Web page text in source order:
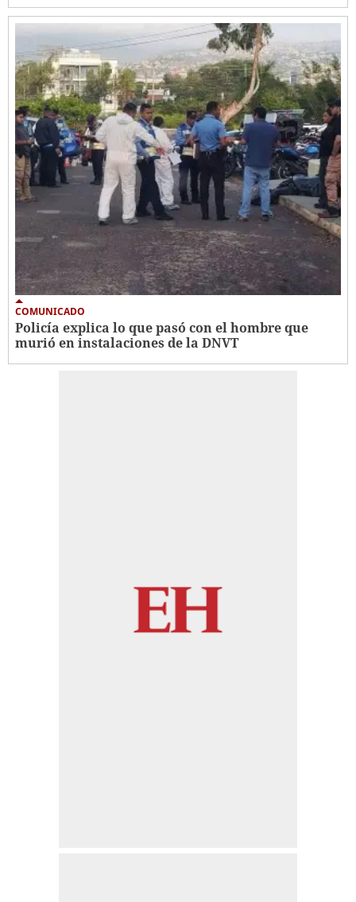
COMUNICADO
Policía explica lo que pasó con el hombre que
murió en instalaciones de la DNVT